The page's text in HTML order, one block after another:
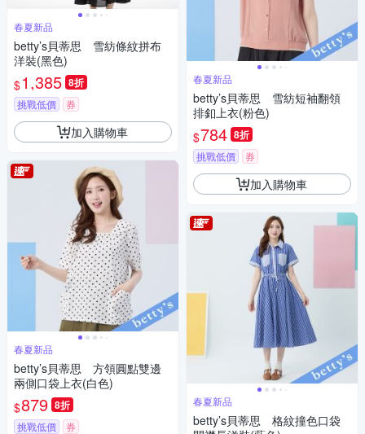
春夏新品
betty’s貝蒂思 雪紡條紋拼布
洋裝(黑色)
$1,385 8折
挑戰低價 券
加入購物車
春夏新品
betty’s貝蒂思 方領圓點雙邊
兩側口袋上衣(白色)
$879 8折
挑戰低價 券
春夏新品
betty’s貝蒂思 雪紡短袖翻領
排釦上衣(粉色)
$784 8折
挑戰低價 券
加入購物車
春夏新品
betty’s貝蒂思 格紋撞色口袋